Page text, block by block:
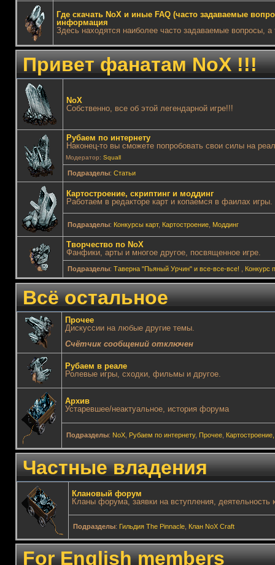
Где скачать NoX и иные FAQ (часто задаваемые
информация
Здесь находятся наиболее часто задаваемые вопросы,
Привет фанатам NoX !!!
NoX
Собственно, все об этой легендарной игре!!!
Рубаем по интернету
Наконец-то вы сможете попробовать свои силы на
Модератор: Squall
Подразделы:Статьи
Картостроение, скриптинг и моддинг
Работаем в редакторе карт и копаемся в фаилах игры.
Подразделы: Конкурсы карт, Картостроение, Моддинг
Творчество по NoX
Фанфики, арты и многое другое, посвященное игре.
Подразделы:Таверна "Пьяный Урчин" и все-все-все! , Конкурс
Всё остальное
Прочее
Дискуссии на любые другие темы.
Счётчик сообщений отключен
Рубаем в реале
Ролевые игры, сходки, фильмы и другое.
Архив
Устаревшее/неактуальное, история форума
Подразделы: NoX Рубаем по интернету, Прочее
Частные владения
Клановый форум
Кланы форума, заявки на вступления, деятельность
Подразделы: Гильдия The Pinnacle Клан NoX Craft
For English members